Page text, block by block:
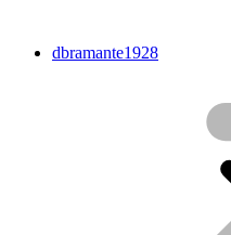
dbramante1928